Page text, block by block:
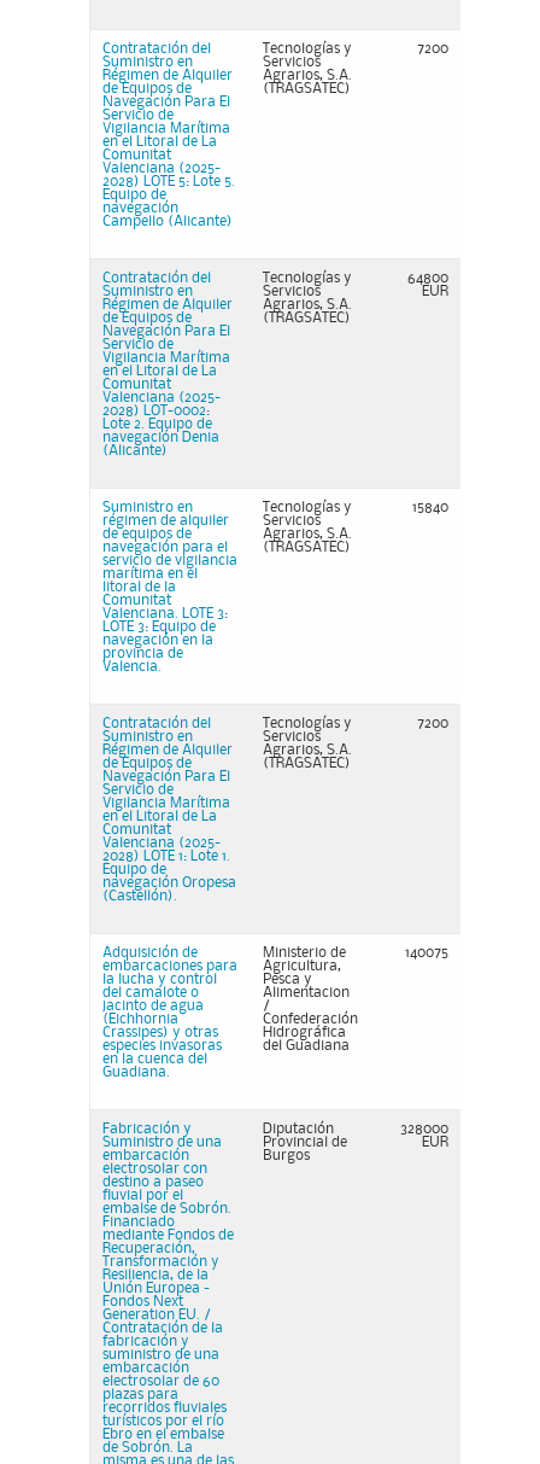
Contratación del
Suministro en
Régimen de Alquiler
de Equipos de
Navegación Para El
Servicio de
Vigilancia Marítima
en el Litoral de La
Comunitat
Valenciana (2025-
2028) LOTE 5: Lote 5.
Equipo de
navegación
Campello (Alicante)
Tecnologías y
Servicios
Agrarios, S.A.
(TRAGSATEC)
7200
Contratación del
Suministro en
Régimen de Alquiler
de Equipos de
Navegación Para El
Servicio de
Vigilancia Marítima
en el Litoral de La
Comunitat
Valenciana (2025-
2028) LOT-0002:
Lote 2. Equipo de
navegación Denia
(Alicante)
Tecnologías y
Servicios
Agrarios, S.A.
(TRAGSATEC)
64800
EUR
Suministro en
régimen de alquiler
de equipos de
navegación para el
servicio de vigilancia
marítima en el
litoral de la
Comunitat
Valenciana. LOTE 3:
LOTE 3: Equipo de
navegación en la
provincia de
Valencia.
Tecnologías y
Servicios
Agrarios, S.A.
(TRAGSATEC)
15840
Contratación del
Suministro en
Régimen de Alquiler
de Equipos de
Navegación Para El
Servicio de
Vigilancia Marítima
en el Litoral de La
Comunitat
Valenciana (2025-
2028) LOTE 1: Lote 1.
Equipo de
navegación Oropesa
(Castellón).
Tecnologías y
Servicios
Agrarios, S.A.
(TRAGSATEC)
7200
Adquisición de
embarcaciones para
la lucha y control
del camalote o
jacinto de agua
(Eichhornia
Crassipes) y otras
especies invasoras
en la cuenca del
Guadiana.
Ministerio de
Agricultura,
Pesca y
Alimentacion
/
Confederación
Hidrográfica
del Guadiana
140075
Fabricación y
Suministro de una
embarcación
electrosolar con
destino a paseo
fluvial por el
embalse de Sobrón.
Financiado
mediante Fondos de
Recuperación,
Transformación y
Resiliencia, de la
Unión Europea -
Fondos Next
Generation EU. /
Contratación de la
fabricación y
suministro de una
embarcación
electrosolar de 60
plazas para
recorridos fluviales
turísticos por el río
Ebro en el embalse
de Sobrón. La
misma es una de las
Diputación
Provincial de
Burgos
328000
EUR